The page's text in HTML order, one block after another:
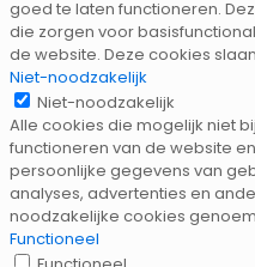
goed te laten functioneren.
die zorgen voor
de website. Deze cookies
Niet-noodzakelijk
Niet-noodzakelijk
Alle cookies die mogelijk niet
functioneren van de website
persoonlijke gegevens van
analyses, advertenties en
noodzakelijke cookies
Functioneel